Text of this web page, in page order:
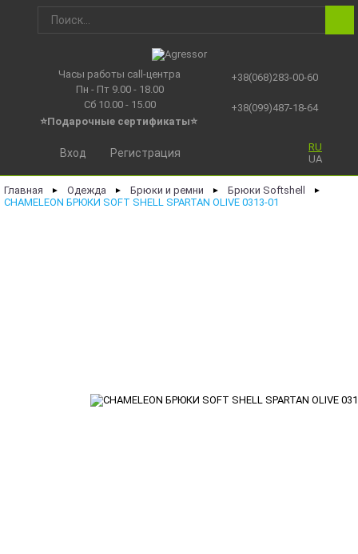
Часы работы call-центра
Пн - Пт 9.00 - 18.00
Сб 10.00 - 15.00
⭐Подарочные сертификаты⭐
+38(068)283-00-60
+38(099)487-18-64
RU
UA
Вход Регистрация
Главная ► Одежда ► Брюки и ремни ► Брюки Softshell ►
CHAMELEON БРЮКИ SOFT SHELL SPARTAN OLIVE 0313-01